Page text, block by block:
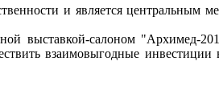
и является центральным
салоном "Архимед-2013
взаимовыгодные